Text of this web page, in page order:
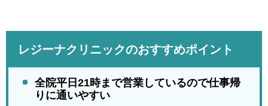
レジーナクリニックのおすすめポイント
全院平日21時まで営業しているので仕事帰
りに通いやすい